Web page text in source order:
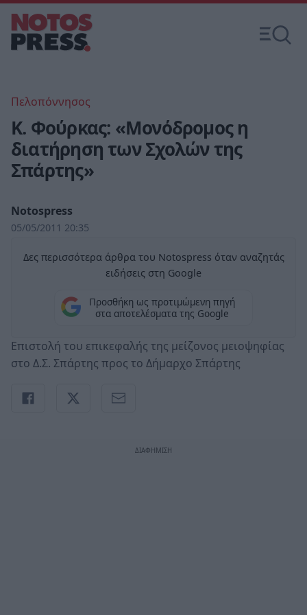
Πελοπόννησος
Κ. Φούρκας: «Μονόδρομος η
διατήρηση των Σχολών της
Σπάρτης»
Notospress
05/05/2011 20:35
Δες περισσότερα άρθρα του Notospress όταν αναζητάς
ειδήσεις στη Google
Προσθήκη ως προτιμώμενη πηγή
στα αποτελέσματα της Google
Επιστολή του επικεφαλής της μείζονος μειοψηφίας
στο Δ.Σ. Σπάρτης προς το Δήμαρχο Σπάρτης